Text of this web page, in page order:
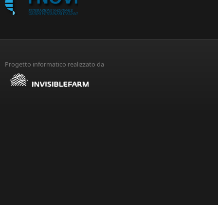
Progetto informatico realizzato da